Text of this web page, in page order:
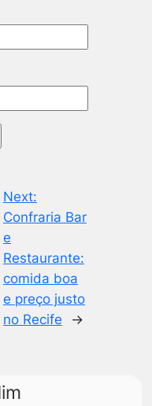
Next:
Confraria Bar
e
Restaurante:
comida boa
e preço justo
no Recife
→